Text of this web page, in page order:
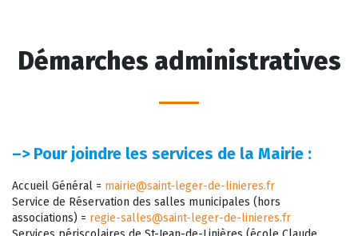
Démarches administratives
–> Pour joindre les services de la Mairie :
Accueil Général = mairie@saint-leger-de-linieres.fr
Service de Réservation des salles municipales (hors
associations) = regie-salles@saint-leger-de-linieres.fr